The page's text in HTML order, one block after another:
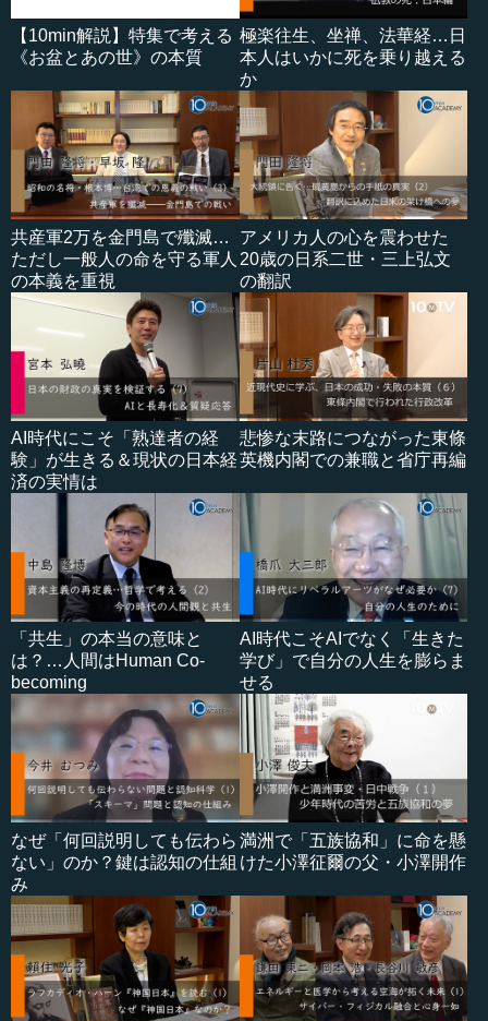
【10min解説】特集で考える
《お盆とあの世》の本質
極楽往生、坐禅、法華経…日
本人はいかに死を乗り越える
か
共産軍2万を金門島で殲滅…
ただし一般人の命を守る軍人
の本義を重視
アメリカ人の心を震わせた
20歳の日系二世・三上弘文
の翻訳
AI時代にこそ「熟達者の経
験」が生きる＆現状の日本経
済の実情は
悲惨な末路につながった東條
英機内閣での兼職と省庁再編
「共生」の本当の意味と
は？…人間はHuman Co-
becoming
AI時代こそAIでなく「生きた
学び」で自分の人生を膨らま
せる
なぜ「何回説明しても伝わら
ない」のか？鍵は認知の仕組
み
満洲で「五族協和」に命を懸
けた小澤征爾の父・小澤開作